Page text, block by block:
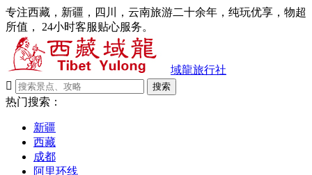
专注西藏，新疆，四川，云南旅游二十余年，纯玩优享，物超
所值， 24小时客服贴心服务。
域龍旅行社

搜索
热门搜索：
新疆
西藏
成都
阿里环线